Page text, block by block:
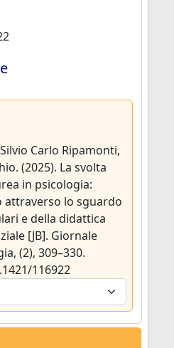
Carlo Ripamonti,
(2025). La svolta
in psicologia:
attraverso lo sguardo
e della didattica
[JB]. Giornale
(2), 309–330.
116922